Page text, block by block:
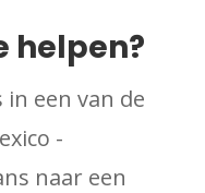
helpen?
in een van de
-
naar een